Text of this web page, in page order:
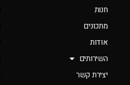
חנות
מתכונים
אודות
השירותים
יצירת קשר